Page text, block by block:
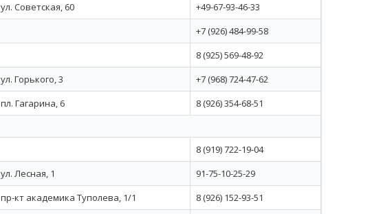
ул. Советская, 60
+49-67-93-46-33
+7 (926) 484-99-58
8 (925) 569-48-92
ул. Горького, 3
+7 (968) 724-47-62
пл. Гагарина, 6 8 (926) 354-68-51
8 (919) 722-19-04
ул. Лесная, 1
91-75-10-25-29
пр-кт академика Туполева, 1/1
8 (926) 152-93-51